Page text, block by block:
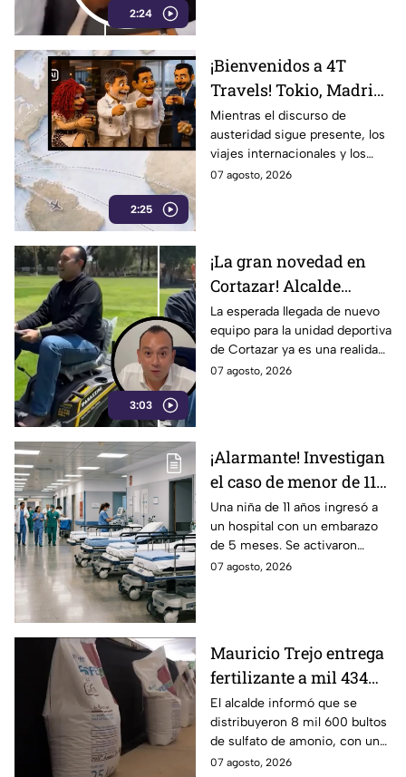
2:24
2:25
¡Bienvenidos a 4T
Travels! Tokio, Madrid,
París y vuelos de lujo…
la austeridad puede
esperar
Mientras el discurso de
austeridad sigue presente, los
viajes internacionales y los
vuelos de lujo se convierten en
07 agosto, 2026
3:03
¡La gran novedad en
Cortazar! Alcalde
presume nuevo equipo
para la unidad
deportiva… y era una
podadora
La esperada llegada de nuevo
equipo para la unidad deportiva
de Cortazar ya es una realidad.
El alcalde Mauricio Estefanía
07 agosto, 2026
¡Alarmante! Investigan
el caso de menor de 11
años embarazada; esto
ocurrió
Una niña de 11 años ingresó a
un hospital con un embarazo
de 5 meses. Se activaron
protocolos de salud y las
07 agosto, 2026
Mauricio Trejo entrega
fertilizante a mil 434
productores de San
Miguel de Allende
El alcalde informó que se
distribuyeron 8 mil 600 bultos
de sulfato de amonio, con una
inversión cercana a los 3
07 agosto, 2026